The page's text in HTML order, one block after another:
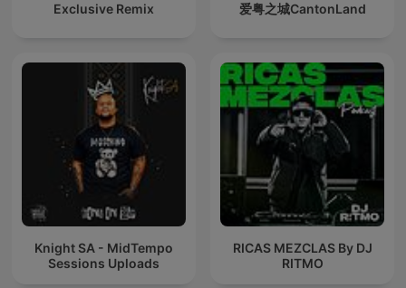
Exclusive Remix 爱粤之城CantonLand
Knight SA - MidTempo
Sessions Uploads
RICAS MEZCLAS By DJ
RITMO